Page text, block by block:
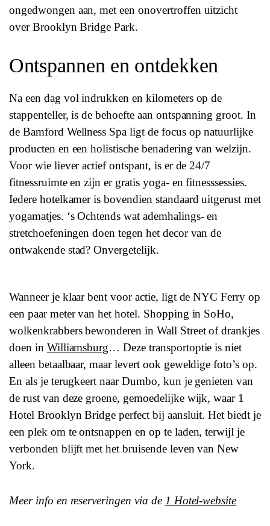
ongedwongen aan, met een onovertroffen uitzicht
over Brooklyn Bridge Park.
Ontspannen en ontdekken
Na een dag vol indrukken en kilometers op de
stappenteller, is de behoefte aan ontspanning groot. In
de Bamford Wellness Spa ligt de focus op natuurlijke
producten en een holistische benadering van welzijn.
Voor wie liever actief ontspant, is er de 24/7
fitnessruimte en zijn er gratis yoga- en fitnesssessies.
Iedere hotelkamer is bovendien standaard uitgerust met
yogamatjes. ‘s Ochtends wat ademhalings- en
stretchoefeningen doen tegen het decor van de
ontwakende stad? Onvergetelijk.
Wanneer je klaar bent voor actie, ligt de NYC Ferry op
een paar meter van het hotel. Shopping in SoHo,
wolkenkrabbers bewonderen in Wall Street of drankjes
doen in Williamsburg… Deze transportoptie is niet
alleen betaalbaar, maar levert ook geweldige foto’s op.
En als je terugkeert naar Dumbo, kun je genieten van
de rust van deze groene, gemoedelijke wijk, waar 1
Hotel Brooklyn Bridge perfect bij aansluit. Het biedt je
een plek om te ontsnappen en op te laden, terwijl je
verbonden blijft met het bruisende leven van New
York.
Meer info en reserveringen via de 1 Hotel-website